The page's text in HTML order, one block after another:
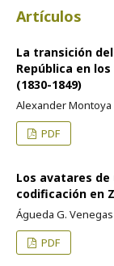
Artículos
La transición
República en
(1830-1849)
Alexander Montoya
PDF
Los avatares
codificación en
Águeda G.
PDF